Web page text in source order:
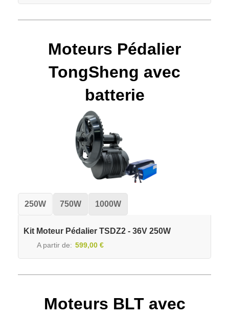
Moteurs Pédalier
TongSheng avec
batterie
250W 750W 1000W
Kit Moteur Pédalier TSDZ2 - 36V 250W
A partir de 599,00 €
Moteurs BLT avec